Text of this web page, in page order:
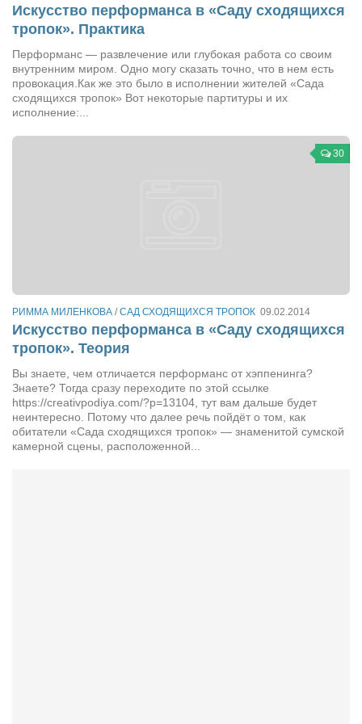
«Траверс» — экипировочный центр
Журналисты
Александр Гвоздик
Александр Кугук
Музыканты
Guitarproduction Studio
Поэты
Режиссёры
Художники
Надія Белокур
Анна Гидора
Искусство перформанса в «Саду сходящихся
тропок». Практика
Перформанс — развлечение или глубокая работа со своим
внутренним миром. Одно могу сказать точно, что в нем есть
провокация.Как же это было в исполнении жителей «Сада
сходящихся тропок» Вот некоторые партитуры и их
исполнение:...
30
РИММА МИЛЕНКОВА /САД СХОДЯЩИХСЯ ТРОПОК 09.02.2014
Искусство перформанса в «Саду сходящихся
тропок». Теория
Вы знаете, чем отличается перформанс от хэппенинга?
Знаете? Тогда сразу переходите по этой ссылке
https://creativpodiya.com/?p=13104, тут вам дальше будет
неинтересно. Потому что далее речь пойдёт о том, как
обитатели «Сада сходящихся тропок» — знаменитой сумской
камерной сцены, расположенной...